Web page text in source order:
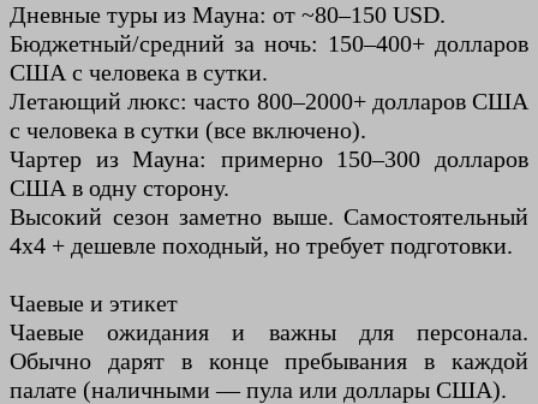
Дневные туры из Мауна: от ~80–150 USD.
Бюджетный/средний за ночь: 150–400+ долларов
США с человека в сутки.
Летающий люкс: часто 800–2000+ долларов США
с человека в сутки (все включено).
Чартер из Мауна: примерно 150–300 долларов
США в одну сторону.
Высокий сезон заметно выше. Самостоятельный
4х4 + дешевле походный, но требует подготовки.
Чаевые и этикет
Чаевые ожидания и важны для персонала.
Обычно дарят в конце пребывания в каждой
палате (наличными — пула или доллары США).